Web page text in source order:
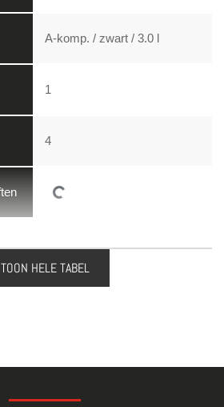
A-komp. / zwart / 3.0 l
1
4
Loading...
TOON HELE TABEL